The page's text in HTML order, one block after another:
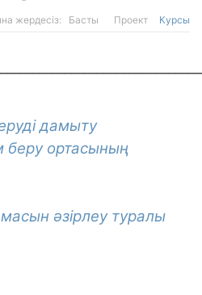
жердесіз: Басты Проект Курсы
дамыту
беру ортасының
әзірлеу туралы